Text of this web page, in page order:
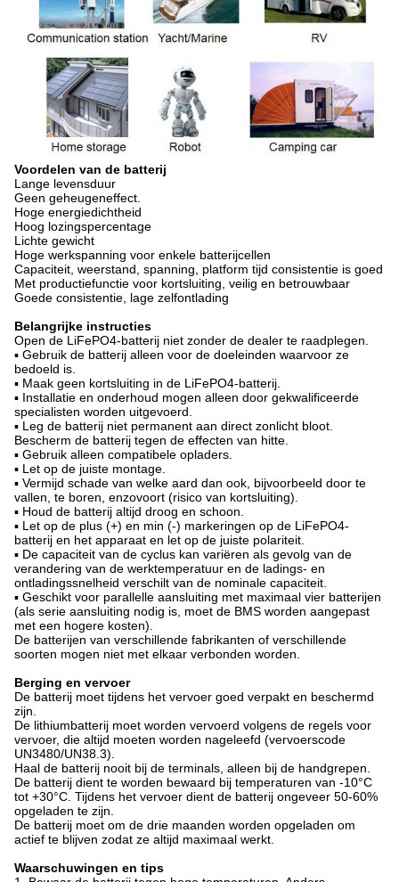
Voordelen van de batterij
Lange levensduur
Geen geheugeneffect.
Hoge energiedichtheid
Hoog lozingspercentage
Lichte gewicht
Hoge werkspanning voor enkele batterijcellen
Capaciteit, weerstand, spanning, platform tijd consistentie is goed
Met productiefunctie voor kortsluiting, veilig en betrouwbaar
Goede consistentie, lage zelfontlading
Belangrijke instructies
Open de LiFePO4-batterij niet zonder de dealer te raadplegen.
▪ Gebruik de batterij alleen voor de doeleinden waarvoor ze
bedoeld is.
▪ Maak geen kortsluiting in de LiFePO4-batterij.
▪ Installatie en onderhoud mogen alleen door gekwalificeerde
specialisten worden uitgevoerd.
▪ Leg de batterij niet permanent aan direct zonlicht bloot.
Bescherm de batterij tegen de effecten van hitte.
▪ Gebruik alleen compatibele opladers.
▪ Let op de juiste montage.
▪ Vermijd schade van welke aard dan ook, bijvoorbeeld door te
vallen, te boren, enzovoort (risico van kortsluiting).
▪ Houd de batterij altijd droog en schoon.
▪ Let op de plus (+) en min (-) markeringen op de LiFePO4-
batterij en het apparaat en let op de juiste polariteit.
▪ De capaciteit van de cyclus kan variëren als gevolg van de
verandering van de werktemperatuur en de ladings- en
ontladingssnelheid verschilt van de nominale capaciteit.
▪ Geschikt voor parallelle aansluiting met maximaal vier batterijen
(als serie aansluiting nodig is, moet de BMS worden aangepast
met een hogere kosten).
De batterijen van verschillende fabrikanten of verschillende
soorten mogen niet met elkaar verbonden worden.
Berging en vervoer
De batterij moet tijdens het vervoer goed verpakt en beschermd
zijn.
De lithiumbatterij moet worden vervoerd volgens de regels voor
vervoer, die altijd moeten worden nageleefd (vervoerscode
UN3480/UN38.3).
Haal de batterij nooit bij de terminals, alleen bij de handgrepen.
De batterij dient te worden bewaard bij temperaturen van -10°C
tot +30°C. Tijdens het vervoer dient de batterij ongeveer 50-60%
opgeladen te zijn.
De batterij moet om de drie maanden worden opgeladen om
actief te blijven zodat ze altijd maximaal werkt.
Waarschuwingen en tips